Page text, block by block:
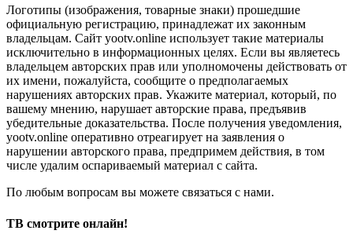
Логотипы (изображения, товарные знаки) прошедшие
официальную регистрацию, принадлежат их законным
владельцам. Сайт yootv.online использует такие материалы
исключительно в информационных целях. Если вы являетесь
владельцем авторских прав или уполномочены действовать от
их имени, пожалуйста, сообщите о предполагаемых
нарушениях авторских прав. Укажите материал, который, по
вашему мнению, нарушает авторские права, предъявив
убедительные доказательства. После получения уведомления,
yootv.online оперативно отреагирует на заявления о
нарушении авторского права, предпримем действия, в том
числе удалим оспариваемый материал с сайта.
По любым вопросам вы можете связаться с нами.
ТВ смотрите онлайн!